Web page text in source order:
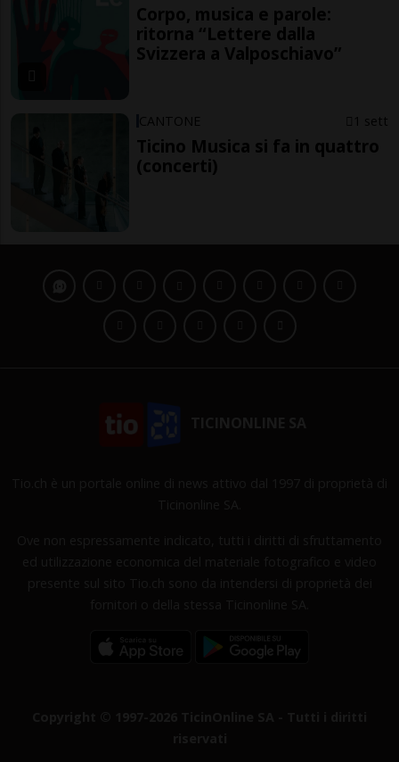
Corpo, musica e parole:
ritorna “Lettere dalla
Svizzera a Valposchiavo”
CANTONE 1 sett
Ticino Musica si fa in quattro
(concerti)